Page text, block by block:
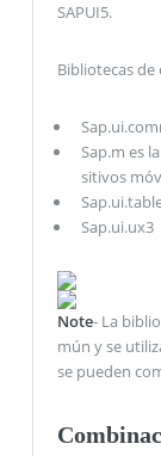
SAPUI5.
Bibliotecas de
Sap.m es
sitivos
Sap.ui.ux3
Note- La
mún y se
se pueden